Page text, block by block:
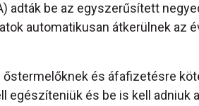
adták be az egyszerűsített
automatikusan átkerülnek az
őstermelőknek és áfafizetésre
egészíteniük és be is kell adniuk